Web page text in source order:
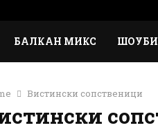
БАЛКАН МИКС
Вистински сопственици